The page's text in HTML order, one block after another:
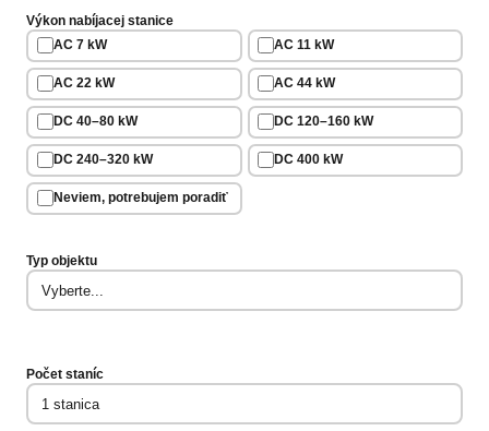
Výkon nabíjacej stanice
AC 7 kW
AC 11 kW
AC 22 kW AC 44 kW
DC 40–80 kW DC 120–160 kW
DC 240–320 kW DC 400 kW
Neviem, potrebujem poradiť
Typ objektu
Počet staníc